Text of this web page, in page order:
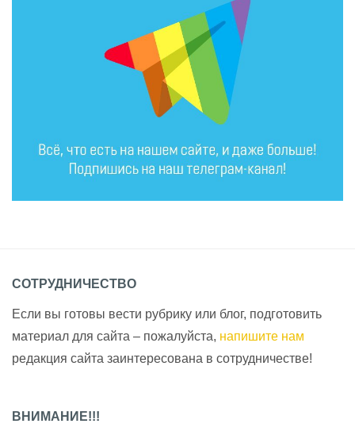
СОТРУДНИЧЕСТВО
Если вы готовы вести рубрику или блог, подготовить
материал для сайта – пожалуйста, напишите нам
редакция сайта заинтересована в сотрудничестве!
ВНИМАНИЕ!!!